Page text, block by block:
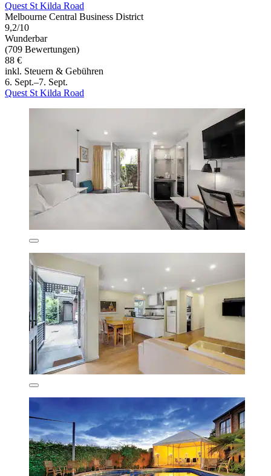
Quest St Kilda Road
Melbourne Central Business District
9,2/10
Wunderbar
(709 Bewertungen)
88 €
inkl. Steuern & Gebühren
6. Sept.–7. Sept.
Quest St Kilda Road